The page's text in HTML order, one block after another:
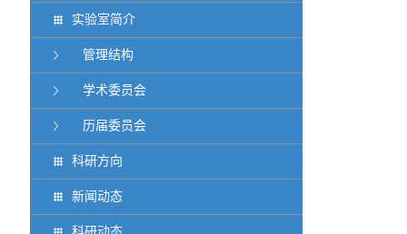
实验室简介
管理结构
学术委员会
历届委员会
科研方向
新闻动态